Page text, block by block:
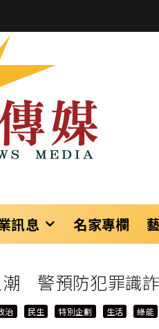
訊息 名家專欄
潮 警預防犯罪識
治 民生 特別企劃 生活 綠能